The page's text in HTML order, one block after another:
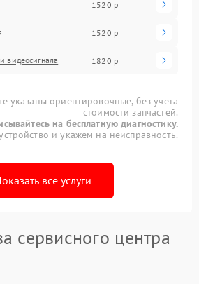
1520 р
1520 р
видеосигнала 1820 р
указаны ориентировочные, без учета
стоимости запчастей.
на бесплатную диагностику.
и укажем на неисправность.
все услуги
сервисного центра